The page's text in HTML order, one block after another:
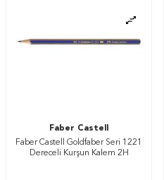
Faber Castell
Faber Castell Goldfaber Seri 1221
Dereceli Kurşun Kalem 2H